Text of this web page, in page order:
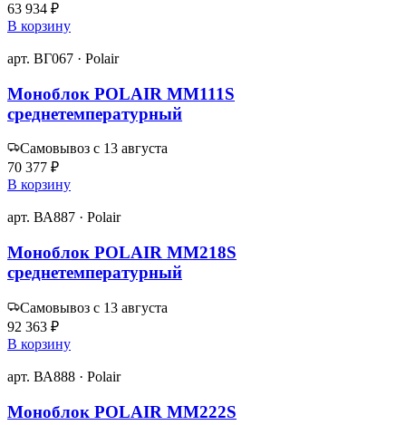
63 934 ₽
В корзину
арт. ВГ067 · Polair
Моноблок POLAIR MM111S
среднетемпературный
Самовывоз с 13 августа
70 377 ₽
В корзину
арт. ВА887 · Polair
Моноблок POLAIR MM218S
среднетемпературный
Самовывоз с 13 августа
92 363 ₽
В корзину
арт. ВА888 · Polair
Моноблок POLAIR MM222S